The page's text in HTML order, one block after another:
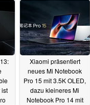
ist
Xiaomi präsentiert
neues Mi Notebook
Pro 15 mit 3.5K OLED,
dazu kleineres Mi
Notebook Pro 14 mit